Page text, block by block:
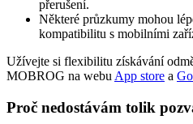
přerušení.
Některé průzkumy mohou
kompatibilitu s mobilními
Užívejte si flexibilitu získávání
MOBROG na webu App store a
Proč nedostávám tolik